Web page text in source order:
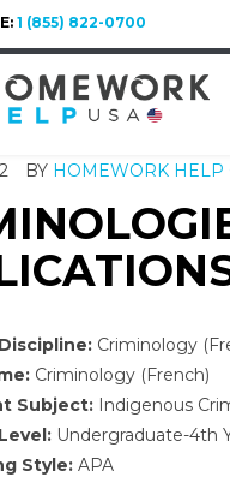
1 (855) 822-0700
BY HOMEWORK HELP
Criminology
Criminology (French)
Subject: Indigenous
Undergraduate-4th
Style: APA